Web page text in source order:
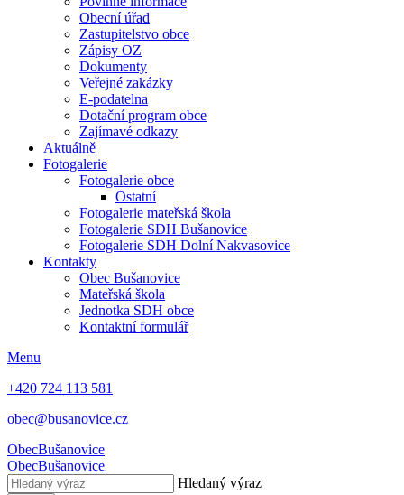
Obecní úřad
Zastupitelstvo obce
Zápisy OZ
Dokumenty
Veřejné zakázky
E-podatelna
Dotační program obce
Zajímavé odkazy
Aktuálně
Fotogalerie
Fotogalerie obce
Ostatní
Fotogalerie mateřská škola
Fotogalerie SDH Bušanovice
Fotogalerie SDH Dolní Nakvasovice
Kontakty
Obec Bušanovice
Mateřská škola
Jednotka SDH obce
Kontaktní formulář
Menu
+420 724 113 581
obec@busanovice.cz
ObecBušanovice
ObecBušanovice
Hledaný výraz